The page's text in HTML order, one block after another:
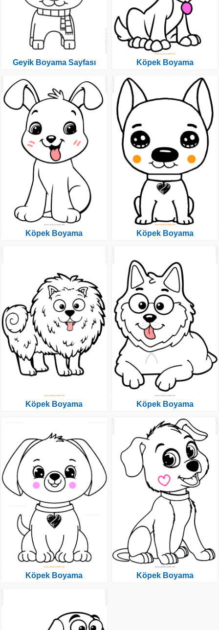
Geyik Boyama Sayfası
Köpek Boyama
Köpek Boyama
Köpek Boyama
Köpek Boyama
Köpek Boyama
Köpek Boyama
Köpek Boyama